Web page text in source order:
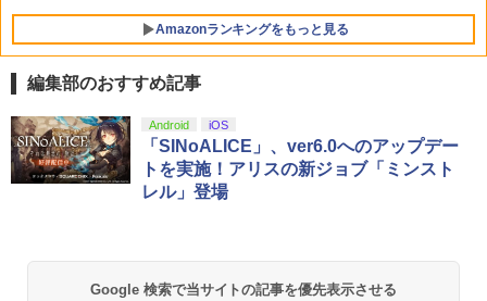
￥9,927
Amazonランキングをもっと見る
1
劇場版「鬼滅の刃」無限城編 第一章 猗
窩座再来 通常版 [Blu-ray]
￥3,982
劇場版「鬼滅の刃」無限城編 第一章 猗
編集部のおすすめ記事
Android iOS
「SINoALICE」、ver6.0へのアップデー
トを実施！アリスの新ジョブ「ミンスト
レル」登場
Google 検索で当サイトの記事を優先表示させる